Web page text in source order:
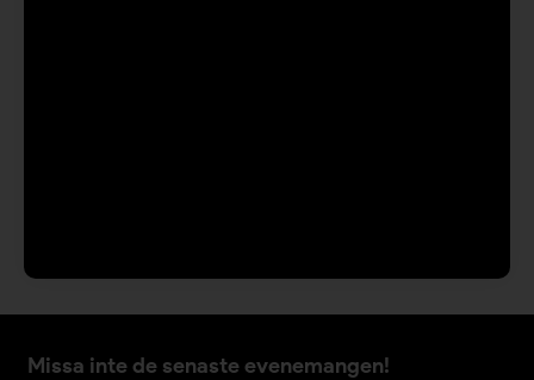
Missa inte de senaste evenemangen!